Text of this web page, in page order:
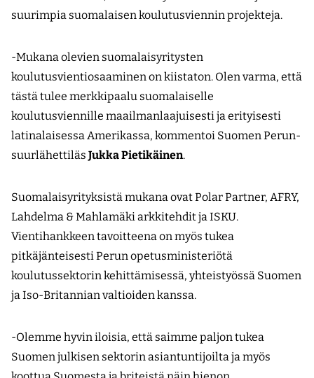
suurimpia suomalaisen koulutusviennin projekteja.
-Mukana olevien suomalaisyritysten
koulutusvientiosaaminen on kiistaton. Olen varma, että
tästä tulee merkkipaalu suomalaiselle
koulutusviennille maailmanlaajuisesti ja erityisesti
latinalaisessa Amerikassa, kommentoi Suomen Perun-
suurlähettiläs Jukka Pietikäinen.
Suomalaisyrityksistä mukana ovat Polar Partner, AFRY,
Lahdelma & Mahlamäki arkkitehdit ja ISKU.
Vientihankkeen tavoitteena on myös tukea
pitkäjänteisesti Perun opetusministeriötä
koulutussektorin kehittämisessä, yhteistyössä Suomen
ja Iso-Britannian valtioiden kanssa.
-Olemme hyvin iloisia, että saimme paljon tukea
Suomen julkisen sektorin asiantuntijoilta ja myös